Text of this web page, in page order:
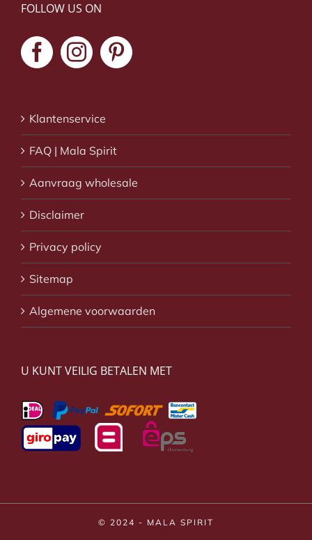
FOLLOW US ON
Klantenservice
FAQ | Mala Spirit
Aanvraag wholesale
Disclaimer
Privacy policy
Sitemap
Algemene voorwaarden
U KUNT VEILIG BETALEN MET
© 2024 - MALA SPIRIT